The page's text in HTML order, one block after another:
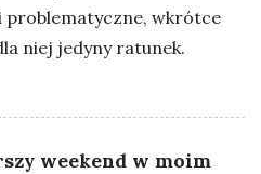
problematyczne, wkrótce
niej jedyny ratunek.
weekend w moim